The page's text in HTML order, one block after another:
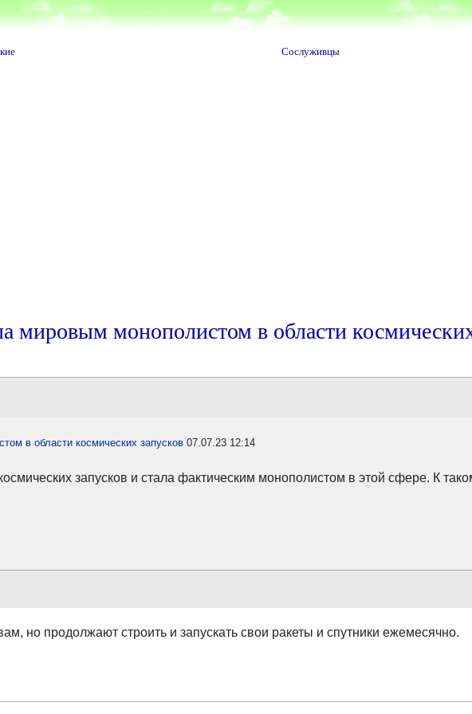
Сослуживцы
мировым монополистом в области
в области космических запусков 07.07.23 12:14
запусков и стала фактическим монополистом в этой сфере. К
но продолжают строить и запускать свои ракеты и спутники ежемесячно.